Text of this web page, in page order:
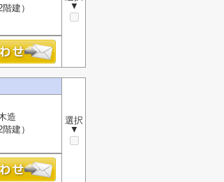
▼
建）
選択
▼
造
建）